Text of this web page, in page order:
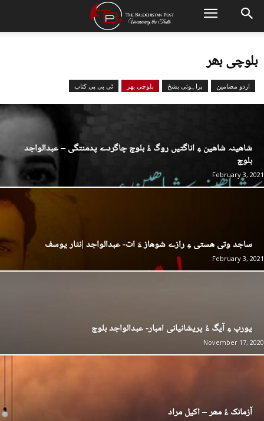
بلوچی بھر
اردو مضامین براہوئی بشخ بلوچی بھر ٹی بی پی کتاب
شاھینہ شاھین ءِ اناگتیں روگ ءُ بلوچ چاگردے پدمنتگی – عبدالواجد
بلوچ
February 3, 2021
ساجد وتی ھستی ءِ رازے شوھاز ءَ ات- عبدالواجد |نثار یوسف
February 3, 2021
یورپ ءِ آیگ ءُ پریشانیانی امبار- عبدالواجد بلوچ
November 17, 2020
آزمانک ءُ مھر – اکیل مراد